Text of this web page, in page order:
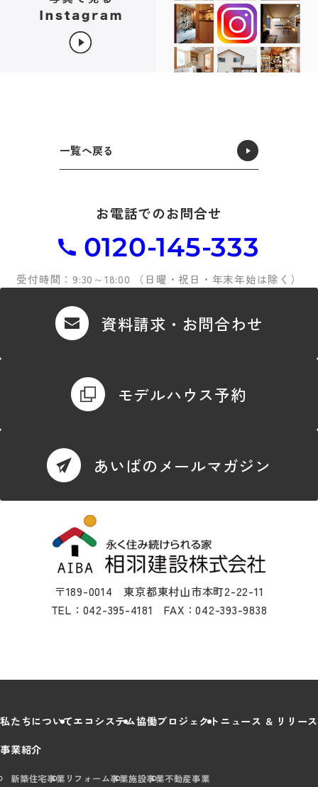
一覧へ戻る
お電話でのお問合せ
0120-145-333
受付時間：9:30～18:00 （日曜・祝日・年末年始は除く）
資料請求・お問合わせ
モデルハウス予約
あいばのメールマガジン
〒189-0014 東京都東村山市本町2-22-11
TEL：042-395-4181 FAX：042-393-9838
私たちについてエコシステム協働プロジェクト ニュース & リリース
事業紹介
新築住宅事業 リフォーム事業施設事業不動産事業